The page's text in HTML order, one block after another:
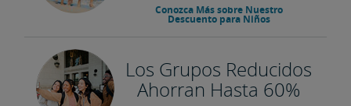
Conozca Más sobre Nuestro
Descuento para Niños
Los Grupos Reducidos
Ahorran Hasta 60%